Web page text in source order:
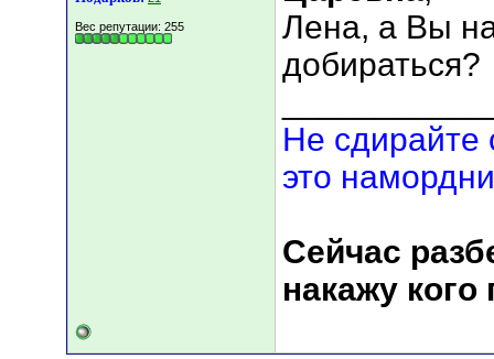
Вес репутации: 255
Лена, а Вы
добираться?
Не сдирайте
это
Сейчас
накажу кого